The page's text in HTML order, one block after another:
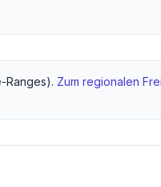
Ranges). Zum regionalen